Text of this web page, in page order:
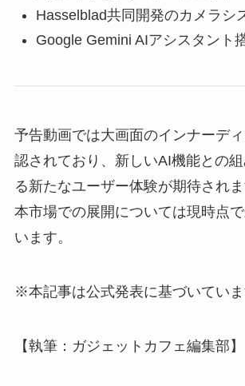
Hasselblad共同開発のカメラシ
Google Gemini AIアシスタント
予告動画では大画面のインナーデ
認されており、新しいAI機能との
る新たなユーザー体験が期待され
本市場での展開については現時点
います。
※本記事は公式発表に基づいていま
【執筆：ガジェットカフェ編集部】